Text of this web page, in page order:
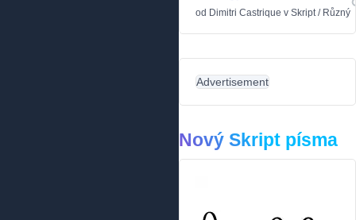
od Dimitri Castrique v Skript/ Různý
Advertisement
Nový Skript písma